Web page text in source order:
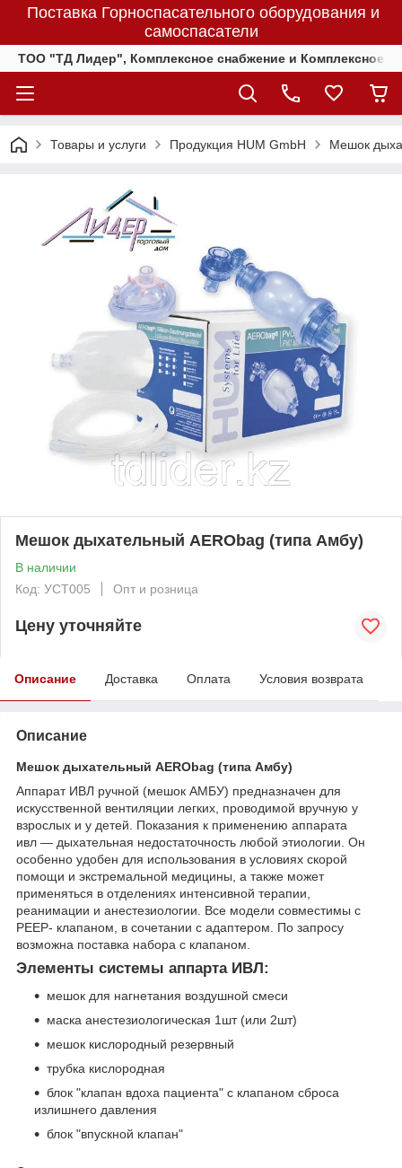
Поставка Горноспасательного оборудования и
самоспасатели
ТОО "ТД Лидер", Комплексное снабжение и Комплексное
Товары и услуги Продукция HUM GmbH Мешок
Мешок дыхательный AERObag (типа Амбу)
В наличии
Код: УСТ005
Опт и розница
Цену уточняйте
Описание Доставка Оплата Условия возврата
Описание
Мешок дыхательный AERObag (типа Амбу)
Аппарат ИВЛ ручной (мешок АМБУ) предназначен для
искусственной вентиляции легких, проводимой вручную у
взрослых и у детей. Показания к применению аппарата
ивл — дыхательная недостаточность любой этиологии. Он
особенно удобен для использования в условиях скорой
помощи и экстремальной медицины, а также может
применяться в отделениях интенсивной терапии,
реанимации и анестезиологии. Все модели совместимы с
PEEP- клапаном, в сочетании с адаптером. По запросу
возможна поставка набора с клапаном.
Элементы системы аппарта ИВЛ:
мешок для нагнетания воздушной смеси
маска анестезиологическая 1шт (или 2шт)
мешок кислородный резервный
трубка кислородная
блок "клапан вдоха пациента" с клапаном сброса
излишнего давления
блок "впускной клапан"